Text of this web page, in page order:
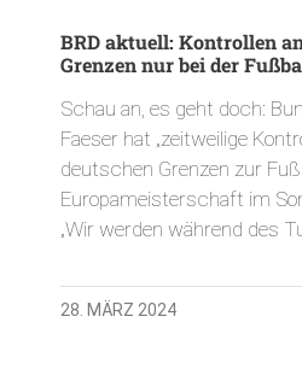
BRD aktuell: Kontrollen
Grenzen nur bei der
Schau an, es geht doch:
Faeser hat „zeitweilige
deutschen Grenzen zur
Europameisterschaft im
„Wir werden während des
28. MÄRZ 2024